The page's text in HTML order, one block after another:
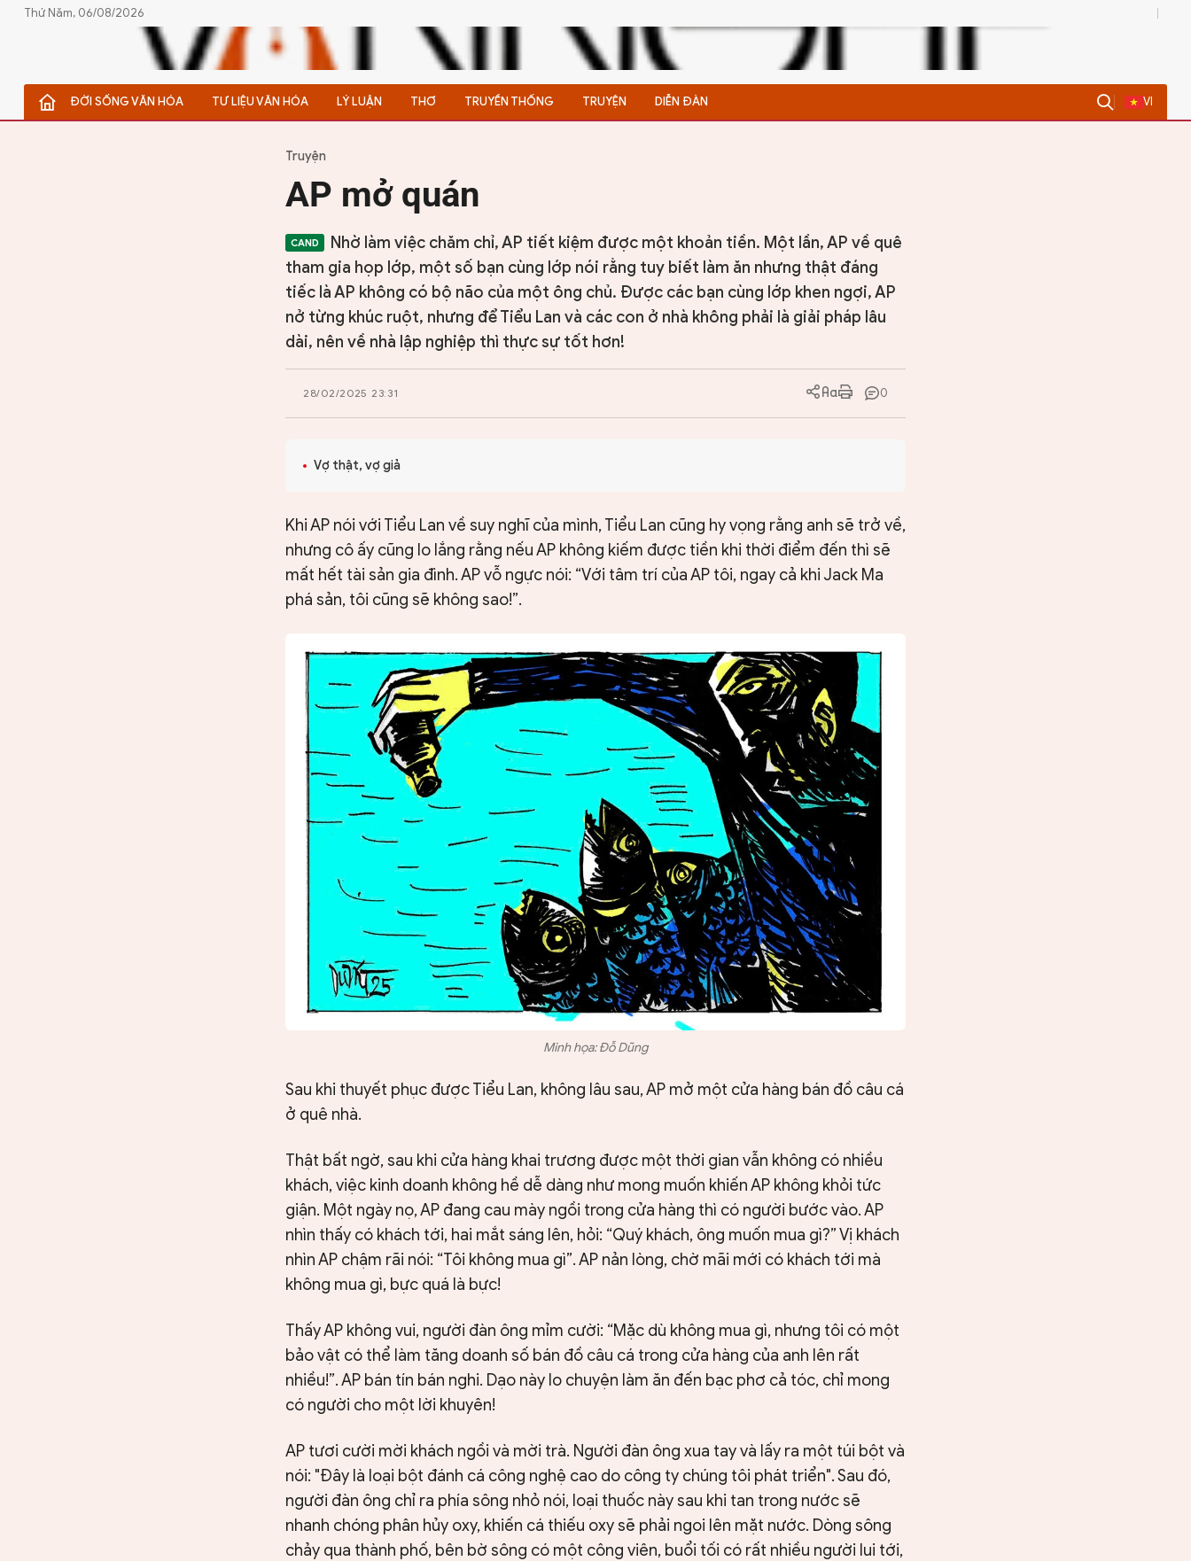
Thứ Năm, 06/08/2026
ĐỜI SỐNG VĂN HÓA TƯ LIỆU VĂN HÓA LÝ LUẬN THƠ TRUYỀN THỐNG TRUYỆN DIỄN ĐÀN VI
ĐỜI SỐNG VĂN HÓA
Truyện
AP mở quán
Nhờ làm việc chăm chỉ, AP tiết kiệm được một khoản tiền. Một lần, AP về quê
tham gia họp lớp, một số bạn cùng lớp nói rằng tuy biết làm ăn nhưng thật đáng
tiếc là AP không có bộ não của một ông chủ. Được các bạn cùng lớp khen ngợi, AP
nở từng khúc ruột, nhưng để Tiểu Lan và các con ở nhà không phải là giải pháp lâu
dài, nên về nhà lập nghiệp thì thực sự tốt hơn!
28/02/2025 23:31 0
Vợ thật, vợ giả
Khi AP nói với Tiểu Lan về suy nghĩ của mình, Tiểu Lan cũng hy vọng rằng anh sẽ trở về,
nhưng cô ấy cũng lo lắng rằng nếu AP không kiếm được tiền khi thời điểm đến thì sẽ
mất hết tài sản gia đình. AP vỗ ngực nói: “Với tâm trí của AP tôi, ngay cả khi Jack Ma
phá sản, tôi cũng sẽ không sao!”.
Minh họa: Đỗ Dũng
Sau khi thuyết phục được Tiểu Lan, không lâu sau, AP mở một cửa hàng bán đồ câu cá
ở quê nhà.
Thật bất ngờ, sau khi cửa hàng khai trương được một thời gian vẫn không có nhiều
khách, việc kinh doanh không hề dễ dàng như mong muốn khiến AP không khỏi tức
giận. Một ngày nọ, AP đang cau mày ngồi trong cửa hàng thì có người bước vào. AP
nhìn thấy có khách tới, hai mắt sáng lên, hỏi: “Quý khách, ông muốn mua gì?” Vị khách
nhìn AP chậm rãi nói: “Tôi không mua gì”. AP nản lòng, chờ mãi mới có khách tới mà
không mua gì, bực quá là bực!
Thấy AP không vui, người đàn ông mỉm cười: “Mặc dù không mua gì, nhưng tôi có một
bảo vật có thể làm tăng doanh số bán đồ câu cá trong cửa hàng của anh lên rất
nhiều!”. AP bán tín bán nghi. Dạo này lo chuyện làm ăn đến bạc phơ cả tóc, chỉ mong
có người cho một lời khuyên!
AP tươi cười mời khách ngồi và mời trà. Người đàn ông xua tay và lấy ra một túi bột và
nói: "Đây là loại bột đánh cá công nghệ cao do công ty chúng tôi phát triển". Sau đó,
người đàn ông chỉ ra phía sông nhỏ nói, loại thuốc này sau khi tan trong nước sẽ
nhanh chóng phân hủy oxy, khiến cá thiếu oxy sẽ phải ngoi lên mặt nước. Dòng sông
chảy qua thành phố, bên bờ sông có một công viên, buổi tối có rất nhiều người lui tới,